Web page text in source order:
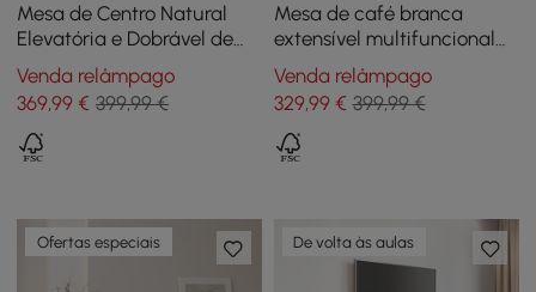
Mesa de Centro Natural
Elevatória e Dobrável de
100 cm com 4 Bancos e
Arrumação
Venda relâmpago
369,99 € 399,99 €
Mesa de café branca
extensível multifuncional
moderna com
armazenamento
Venda relâmpago
329,99€ 399,99 €
Ofertas especiais De volta às aulas